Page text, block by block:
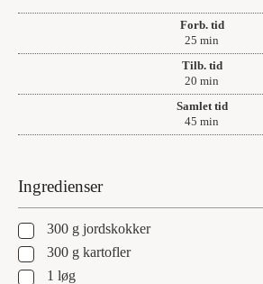
Forb. tid
25 minutter
min
Tilb. tid
20 minutter
min
Samlet tid
45 minutter
min
Ingredienser
▢
300 g jordskokker
▢
300 g kartofler
▢1 løg